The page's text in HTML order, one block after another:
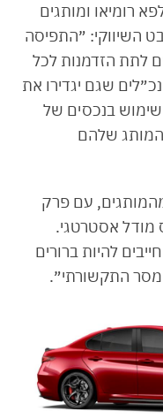
רומיאו ומותגים
השיווקי: ״התפיסה
לתת הזדמנות לכל
שגם יגדירו את
בנכסים של
שלהם
עם פרק
מודל אסטרטגי.
להיות ברורים
התקשורתי״.